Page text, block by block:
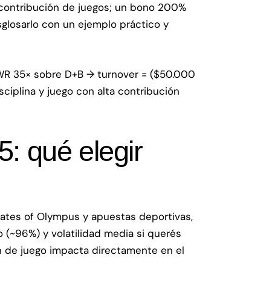
de juegos; un bono 200%
con un ejemplo práctico y
35× sobre D+B → turnover = ($50.000
y juego con alta contribución
qué elegir
of Olympus y apuestas deportivas,
y volatilidad media si querés
juego impacta directamente en el